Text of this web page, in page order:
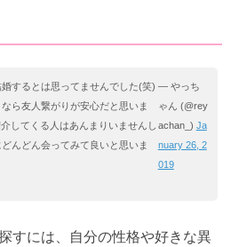
するとは思ってませんでした(笑)
ら友人繋がりが安心だと思いま
してくる人はあんまりいませんし
んどん会ってみて良いと思いま
— やっち
ゃん (@rey
achan_) Ja
nuary 26, 2
019
すには、自分の性格や好きな異